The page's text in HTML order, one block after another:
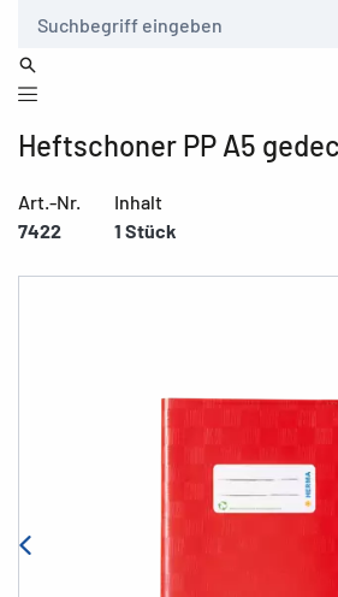
Heftschoner PP A5
Art.-Nr.
7422
Inhalt
1 Stück